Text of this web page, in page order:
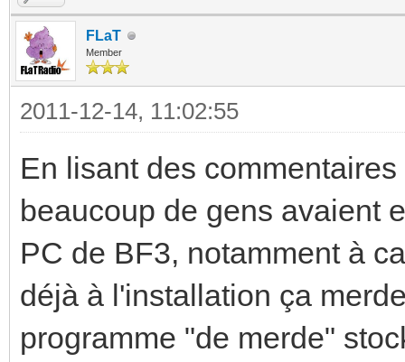
FLaT
Member
2011-12-14, 11:02:55
En lisant des
beaucoup de gens avaient
PC de BF3, notamment à
déjà à l'installation ça
programme "de merde"